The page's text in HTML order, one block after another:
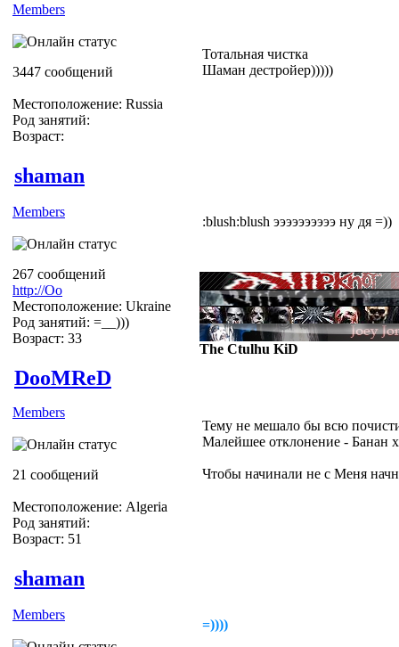
Members
3447 сообщений
Местоположение: Russia
Род занятий:
Возраст:
Тотальная чистка
Шаман дестройер)))))
shaman
Members
267 сообщений
http://Оо
Местоположение: Ukraine
Род занятий: =__)))
Возраст: 33
:blush:blush ээээээээээ ну дя =))
The Ctulhu KiD
DooMReD
Members
21 сообщений
Местоположение: Algeria
Род занятий:
Возраст: 51
Тему не мешало бы всю
Малейшее отклонение - Банан
Чтобы начинали не с Меня
shaman
Members
=))))